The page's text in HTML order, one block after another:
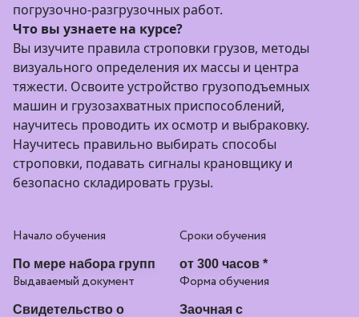
погрузочно-разгрузочных работ.
Что вы узнаете на курсе?
Вы изучите правила строповки грузов, методы
визуального определения их массы и центра
тяжести. Освоите устройство грузоподъемных
машин и грузозахватных приспособлений,
научитесь проводить их осмотр и выбраковку.
Научитесь правильно выбирать способы
строповки, подавать сигналы крановщику и
безопасно складировать грузы.
Начало обучения
По мере набора групп
Сроки обучения
от 300 часов *
Форма обучения
Заочная с
Выдаваемый документ
Свидетельство о